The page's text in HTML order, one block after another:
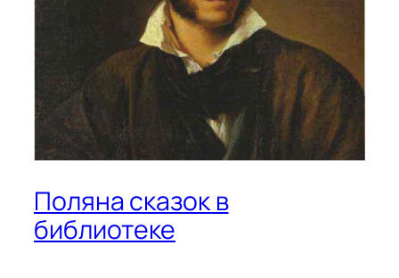
Поляна сказок в
библиотеке